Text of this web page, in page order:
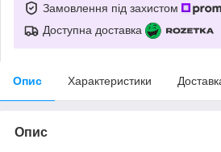
Замовлення під захистом
Доступна доставка
Опис Характеристики
Опис